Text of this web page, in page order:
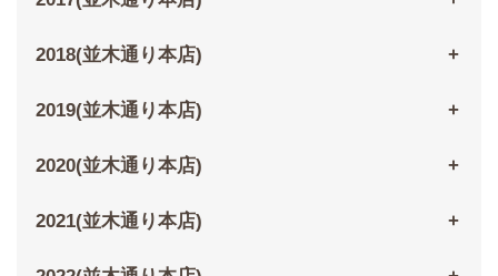
2018(並木通り本店)
2019(並木通り本店)
2020(並木通り本店)
2021(並木通り本店)